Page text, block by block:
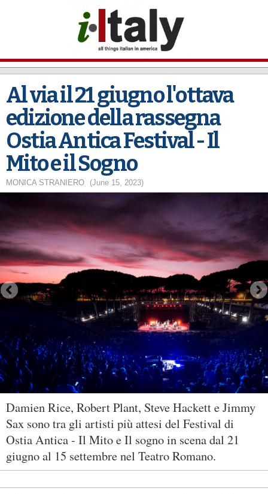
main
content
Al via il 21 giugno l'ottava
edizione della rassegna
Ostia Antica Festival - Il
Mito e il Sogno
MONICA STRANIERO (June 15, 2023)
Damien Rice, Robert Plant, Steve Hackett e Jimmy
Sax sono tra gli artisti più attesi del Festival di
Ostia Antica - Il Mito e Il sogno in scena dal 21
giugno al 15 settembre nel Teatro Romano.